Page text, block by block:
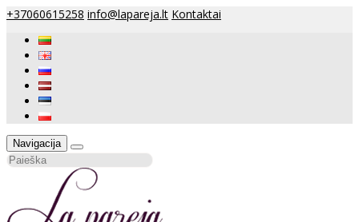
+37060615258 info@lapareja.lt Kontaktai
Navigacija